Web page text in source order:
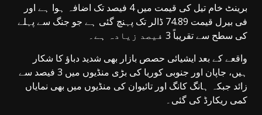
برینٹ خام تیل کی قیمت میں 4 فیصد تک اضافہ ہوا ہے اور
فی بیرل قیمت 74.89 ڈالر تک پہنچ گئی ہے جو جنگ سے پہلے
کی سطح سے تقریباً 3 فیصد زیادہ ہے۔
واقعے کے بعد ایشیائی حصص بازار بھی شدید دباؤ کا شکار
ہیں، جاپان اور جنوبی کوریا کی بڑی منڈیوں میں 3 فیصد سے
زائد جبکہ ہانگ کانگ اور تائیوان کی منڈیوں میں بھی نمایاں
کمی ریکارڈ کی گئی۔